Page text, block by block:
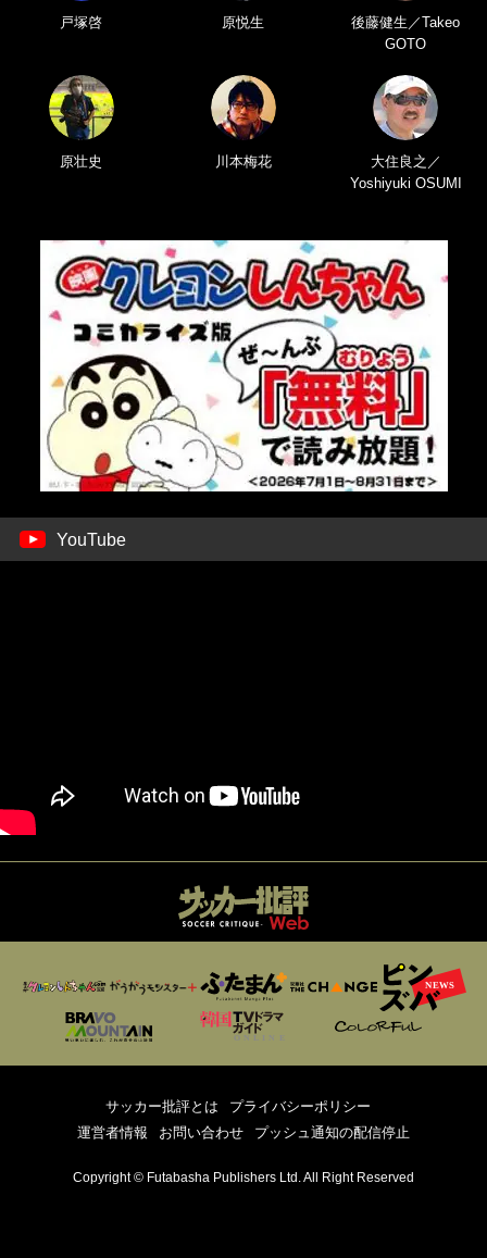
戸塚啓 原悦生
後藤健生／Takeo
GOTO
原壮史 川本梅花
大住良之／
Yoshiyuki OSUMI
YouTube
サッカー批評とは
プライバシーポリシー
運営者情報
お問い合わせ プッシュ通知の配信停止
Copyright © Futabasha Publishers Ltd. All Right Reserved